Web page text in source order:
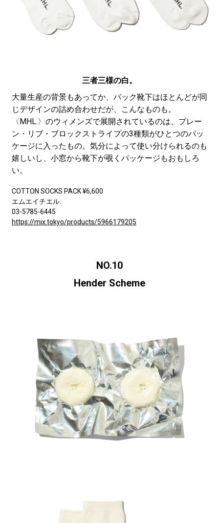
三者三様の白。
大量生産の背景もあってか、パック靴下はほとんどが同
じデザインの詰め合わせだが、こんなものも。
〈MHL.〉のウィメンズで展開されているのは、プレー
ン・リブ・ブロックストライプの3種類がひとつのパッ
ケージに入ったもの。気分によって使い分けられるのも
嬉しいし、小窓から靴下が覗くパッケージもおもしろ
い。
COTTON SOCKS PACK ¥6,600
エムエイチエル.
03-5785-6445
https://mix.tokyo/products/5966179205
NO.10
Hender Scheme